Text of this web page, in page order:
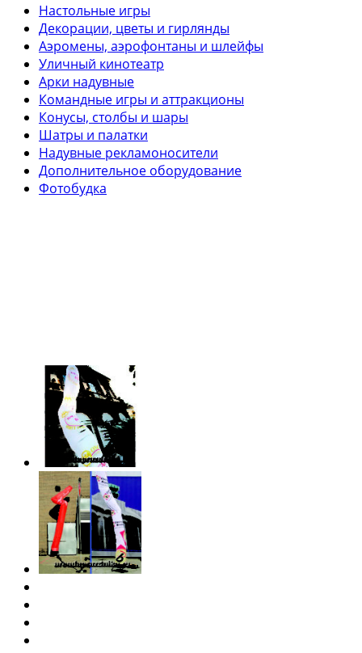
Настольные игры
Декорации, цветы и гирлянды
Аэромены, аэрофонтаны и шлейфы
Уличный кинотеатр
Арки надувные
Командные игры и аттракционы
Конусы, столбы и шары
Шатры и палатки
Надувные рекламоносители
Дополнительное оборудование
Фотобудка